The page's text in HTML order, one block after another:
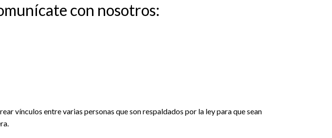
con nosotros:
vínculos entre varias personas que son respaldados por la ley para que sean